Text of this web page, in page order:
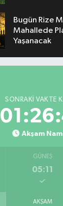
Bugün Rize
Mahallede
Yaşanacak
SONRAKI VAKTE
Akşam
GÜNEŞ
05:11
AKŞAM